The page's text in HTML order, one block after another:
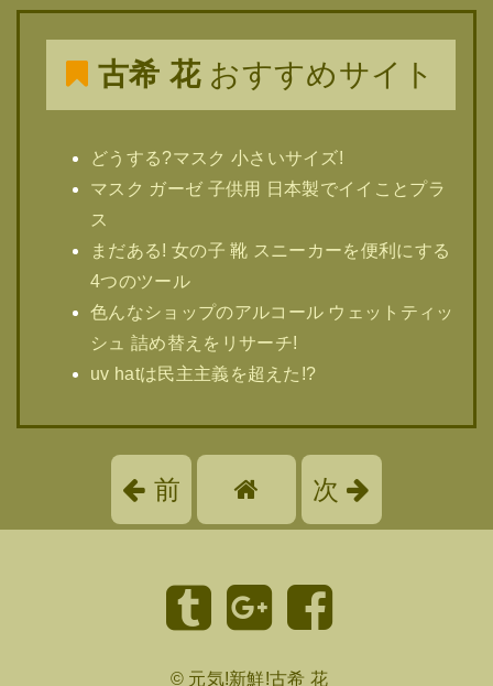
古希 花おすすめサイト
どうする?マスク 小さいサイズ!
マスク ガーゼ 子供用 日本製でイイことプラ
ス
まだある! 女の子 靴 スニーカーを便利にする
4つのツール
色んなショップのアルコール ウェットティッ
シュ 詰め替えをリサーチ!
uv hatは民主主義を超えた!?
前 次
© 元気!新鮮!古希 花